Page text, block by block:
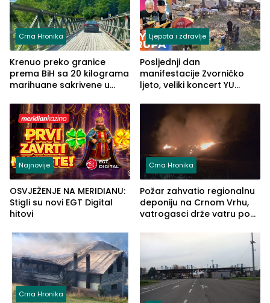
Crna Hronika
Krenuo preko granice
prema BiH sa 20 kilograma
marihuane sakrivene u
Ljepota i zdravlje
Posljednji dan
manifestacije Zvorničko
ljeto, veliki koncert YU
ove godine
Najnovije
OSVJEŽENJE NA MERIDIANU:
Stigli su novi EGT Digital
hitovi
Crna Hronika
Požar zahvatio regionalnu
deponiju na Crnom Vrhu,
vatrogasci drže vatru pod
Crna Hronika